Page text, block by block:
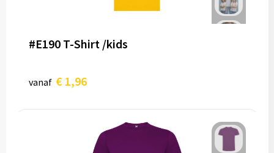
#E190 T-Shirt /kids
vanaf € 1,96